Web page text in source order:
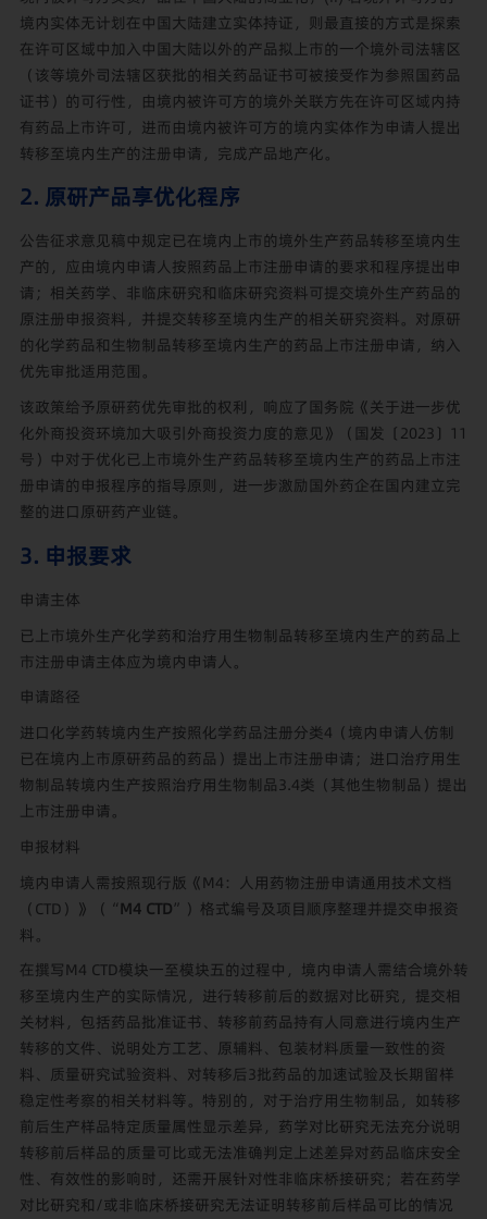
境内实体无计划在中国大陆建立实体持证，则最直接的方式是探索
在许可区域中加入中国大陆以外的产品拟上市的一个境外司法辖区
（该等境外司法辖区获批的相关药品证书可被接受作为参照国药品
证书）的可行性，由境内被许可方的境外关联方先在许可区域内持
有药品上市许可，进而由境内被许可方的境内实体作为申请人提出
转移至境内生产的注册申请，完成产品地产化。
2. 原研产品享优化程序
公告征求意见稿中规定已在境内上市的境外生产药品转移至境内生
产的，应由境内申请人按照药品上市注册申请的要求和程序提出申
请；相关药学、非临床研究和临床研究资料可提交境外生产药品的
原注册申报资料，并提交转移至境内生产的相关研究资料。对原研
的化学药品和生物制品转移至境内生产的药品上市注册申请，纳入
优先审批适用范围。
该政策给予原研药优先审批的权利，响应了国务院《关于进一步优
化外商投资环境加大吸引外商投资力度的意见》（国发〔2023〕11
号）中对于优化已上市境外生产药品转移至境内生产的药品上市注
册申请的申报程序的指导原则，进一步激励国外药企在国内建立完
整的进口原研药产业链。
3. 申报要求
申请主体
已上市境外生产化学药和治疗用生物制品转移至境内生产的药品上
市注册申请主体应为境内申请人。
申请路径
进口化学药转境内生产按照化学药品注册分类4（境内申请人仿制
已在境内上市原研药品的药品）提出上市注册申请；进口治疗用生
物制品转境内生产按照治疗用生物制品3.4类（其他生物制品）提出
上市注册申请。
申报材料
境内申请人需按照现行版《M4：人用药物注册申请通用技术文档
（CTD）》（“M4 CTD”）格式编号及项目顺序整理并提交申报资
料。
在撰写M4 CTD模块一至模块五的过程中，境内申请人需结合境外转
移至境内生产的实际情况，进行转移前后的数据对比研究，提交相
关材料，包括药品批准证书、转移前药品持有人同意进行境内生产
转移的文件、说明处方工艺、原辅料、包装材料质量一致性的资
料、质量研究试验资料、对转移后3批药品的加速试验及长期留样
稳定性考察的相关材料等。特别的，对于治疗用生物制品，如转移
前后生产样品特定质量属性显示差异，药学对比研究无法充分说明
转移前后样品的质量可比或无法准确判定上述差异对药品临床安全
性、有效性的影响时，还需开展针对性非临床桥接研究；若在药学
对比研究和/或非临床桥接研究无法证明转移前后样品可比的情况